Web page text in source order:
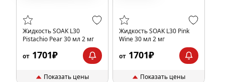
Жидкость SOAK L30
Pistachio Pear 30 мл 2 мг
от 1701₽
Показать цены
Жидкость SOAK L30 Pink
Wine 30 мл 2 мг
от 1701₽
Показать цены